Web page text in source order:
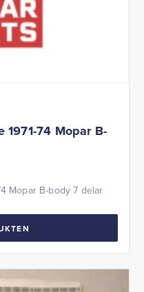
74 Mopar B-
Mopar B-body 7 delar